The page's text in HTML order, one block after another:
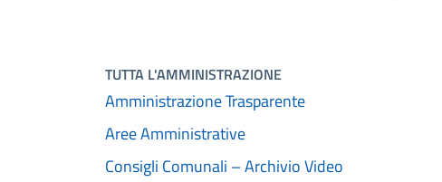
TUTTA L'AMMINISTRAZIONE
Amministrazione Trasparente
Aree Amministrative
Consigli Comunali – Archivio Video